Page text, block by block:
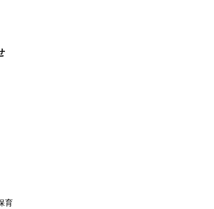
育